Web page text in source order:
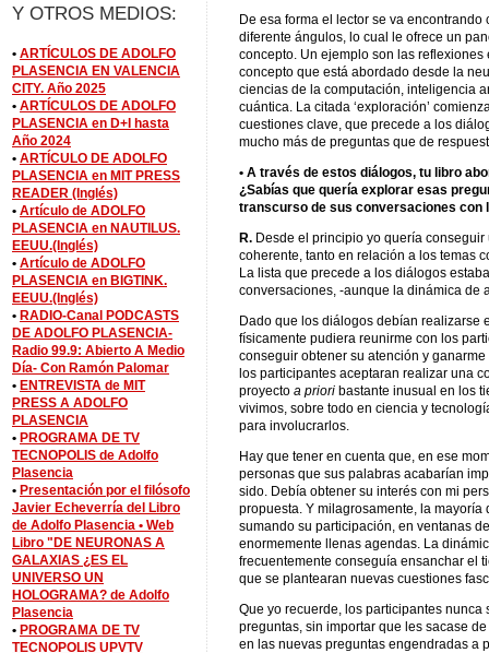
De esa forma el lector se va
diferente ángulos, lo cual le ofrece un
concepto. Un ejemplo son las reflexiones
concepto que está abordado desde la
ciencias de la computación, inteligencia
cuántica. La citada ‘exploración’
cuestiones clave, que precede a los
mucho más de preguntas que de
• A través de estos diálogos, tu libro
¿Sabías que quería explorar esas
transcurso de sus conversaciones con
R. Desde el principio yo quería
coherente, tanto en relación a los temas
La lista que precede a los diálogos
conversaciones, -aunque la dinámica de
Dado que los diálogos debían realizarse
físicamente pudiera reunirme con los
conseguir obtener su atención y
los participantes aceptaran realizar una
proyecto a priori bastante inusual en los
vivimos, sobre todo en ciencia y
para involucrarlos.
Hay que tener en cuenta que, en ese
personas que sus palabras acabarían
sido. Debía obtener su interés con mi
propuesta. Y milagrosamente, la
sumando su participación, en ventanas
enormemente llenas agendas. La
frecuentemente conseguía ensanchar el
que se plantearan nuevas cuestiones
Que yo recuerde, los participantes
preguntas, sin importar que les sacase
en las nuevas preguntas engendradas a
Y OTROS MEDIOS:
• ARTÍCULOS DE ADOLFO
PLASENCIA EN VALENCIA
CITY. Año 2025
• ARTÍCULOS DE ADOLFO
PLASENCIA en D+I hasta
Año 2024
• ARTÍCULO DE ADOLFO
PLASENCIA en MIT PRESS
READER (Inglés)
• Artículo de ADOLFO
PLASENCIA en NAUTILUS.
EEUU.(Inglés)
• Artículo de ADOLFO
PLASENCIA en BIGTINK.
EEUU.(Inglés)
• RADIO-Canal PODCASTS
DE ADOLFO PLASENCIA-
Radio 99.9: Abierto A Medio
Día- Con Ramón Palomar
• ENTREVISTA de MIT
PRESS A ADOLFO
PLASENCIA
• PROGRAMA DE TV
TECNOPOLIS de Adolfo
Plasencia
• Presentación por el filósofo
Javier Echeverría del Libro
de Adolfo Plasencia • Web
Libro "DE NEURONAS A
GALAXIAS ¿ES EL
UNIVERSO UN
HOLOGRAMA? de Adolfo
Plasencia
• PROGRAMA DE TV
TECNOPOLIS UPVTV